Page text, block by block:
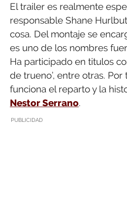
El trailer es realmente
responsable Shane
cosa. Del montaje se
es uno de los nombres
Ha participado en titulos
de trueno’, entre otras.
funciona el reparto y la
Nestor Serrano.
PUBLICIDAD